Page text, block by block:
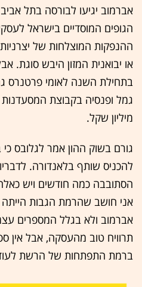
אברמוב יגיעו לבורסה בתל
הגופים המוסדיים בישראל
ההנפקות המוצלחות של
או יבואנית המזון היבש סוגת.
בתחילת השנה לאומי
מיליון שקל.
גורם בשוק ההון אמר לגלובס
להכניס שותף בלאנדורה.
הסתובבה כמה חודשים ויש
אני חושב שהרמת הגבות
אברמוב ולא בגלל המספרים
תרוויח טוב מהעסקה, אבל אין
ברמת התפתחות של הרשת לעוד